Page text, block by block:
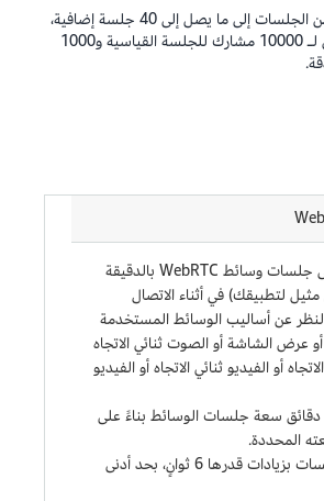
يمكن تكرار كلا النوعين من الجلسات إلى ما يصل إلى 40 جلسة إضافية،
مما يوفر التوزيع الإعلامي لـ 10000 مشارك للجلسة القياسية و1000
تتم المحاسبة على جلسات وسائط WebRTC بالدقيقة
لتطبيقك) في أثناء الاتصال
عن أساليب الوسائط المستخدمة
عرض الشاشة أو الصوت ثنائي الاتجاه
أو الفيديو ثنائي الاتجاه أو الفيديو
سعة جلسات الوسائط بناءً على
المحددة.
تتم محاسبة الجلسات بزيادات قدرها 6 ثوانٍ، بحد أدنى